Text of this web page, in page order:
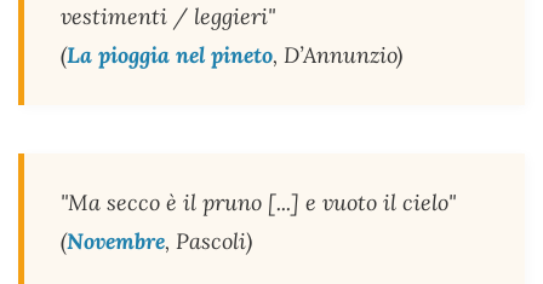
vestimenti / leggieri"
(La pioggia nel pineto, D’Annunzio)
"Ma secco è il pruno [...] e vuoto il cielo"
(Novembre, Pascoli)